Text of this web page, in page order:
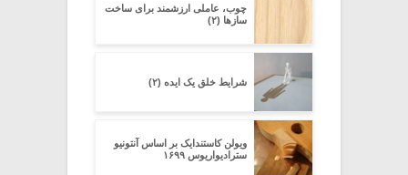
چوب، عاملی ارزشمند برای ساخت
سازها (۲)
شرایط خلق یک ایده (۲)
ویولن کاستندایک بر اساس آنتونیو
سترادیواریوس ۱۶۹۹